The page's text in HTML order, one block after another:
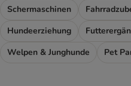
Schermaschinen
Hundeerziehung
Welpen & Junghunde
Pet